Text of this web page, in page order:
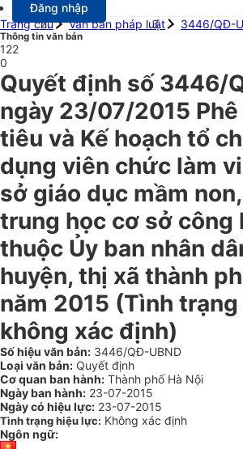
Đăng nhập
Trang chủ
Văn bản pháp luật 3446/QĐ-
Thông tin văn bản
122
0
Quyết định số 3446/
ngày 23/07/2015
tiêu và Kế hoạch tổ
dụng viên chức làm
sở giáo dục mầm
trung học cơ sở công
thuộc Ủy ban nhân
huyện, thị xã thành
năm 2015 (Tình
không xác định)
Số hiệu văn bản: 3446/QĐ-UBND
Loại văn bản: Quyết định
Cơ quan ban hành: Thành phố Hà Nội
Ngày ban hành: 23-07-2015
Ngày có hiệu lực: 23-07-2015
Tình trạng hiệu lực: Không xác định
Ngôn ngữ: